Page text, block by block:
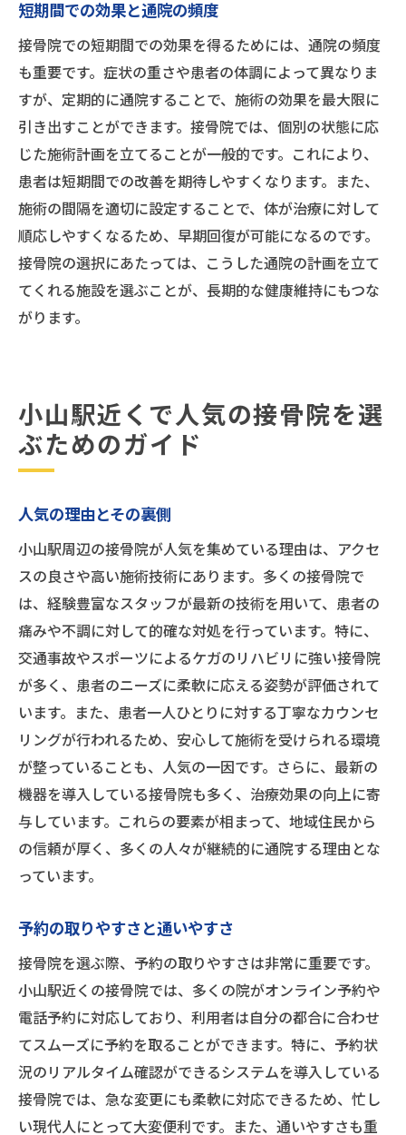
短期間での効果と通院の頻度
接骨院での短期間での効果を得るためには、通院の頻度
も重要です。症状の重さや患者の体調によって異なりま
すが、定期的に通院することで、施術の効果を最大限に
引き出すことができます。接骨院では、個別の状態に応
じた施術計画を立てることが一般的です。これにより、
患者は短期間での改善を期待しやすくなります。また、
施術の間隔を適切に設定することで、体が治療に対して
順応しやすくなるため、早期回復が可能になるのです。
接骨院の選択にあたっては、こうした通院の計画を立て
てくれる施設を選ぶことが、長期的な健康維持にもつな
がります。
小山駅近くで人気の接骨院を選
ぶためのガイド
人気の理由とその裏側
小山駅周辺の接骨院が人気を集めている理由は、アクセ
スの良さや高い施術技術にあります。多くの接骨院で
は、経験豊富なスタッフが最新の技術を用いて、患者の
痛みや不調に対して的確な対処を行っています。特に、
交通事故やスポーツによるケガのリハビリに強い接骨院
が多く、患者のニーズに柔軟に応える姿勢が評価されて
います。また、患者一人ひとりに対する丁寧なカウンセ
リングが行われるため、安心して施術を受けられる環境
が整っていることも、人気の一因です。さらに、最新の
機器を導入している接骨院も多く、治療効果の向上に寄
与しています。これらの要素が相まって、地域住民から
の信頼が厚く、多くの人々が継続的に通院する理由とな
っています。
予約の取りやすさと通いやすさ
接骨院を選ぶ際、予約の取りやすさは非常に重要です。
小山駅近くの接骨院では、多くの院がオンライン予約や
電話予約に対応しており、利用者は自分の都合に合わせ
てスムーズに予約を取ることができます。特に、予約状
況のリアルタイム確認ができるシステムを導入している
接骨院では、急な変更にも柔軟に対応できるため、忙し
い現代人にとって大変便利です。また、通いやすさも重